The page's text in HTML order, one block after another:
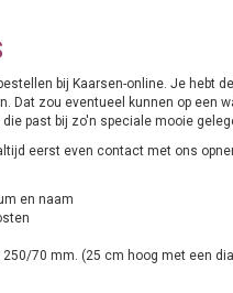
bij Kaarsen-online. Je hebt
Dat zou eventueel kunnen op een
past bij zo'n speciale mooie
eerst even contact met ons
en naam
70 mm. (25 cm hoog met een